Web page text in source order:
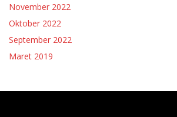
November 2022
Oktober 2022
September 2022
Maret 2019